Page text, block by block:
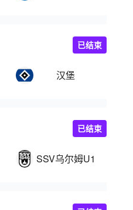
汉堡
已结束
SSV乌尔姆U19
已结束